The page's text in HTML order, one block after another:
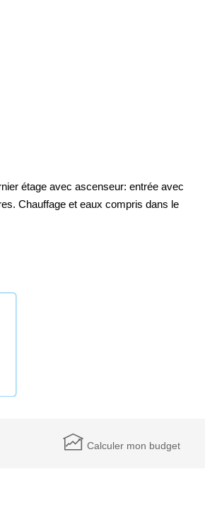
étage avec ascenseur: entrée avec
Chauffage et eaux compris dans le
Calculer mon budget